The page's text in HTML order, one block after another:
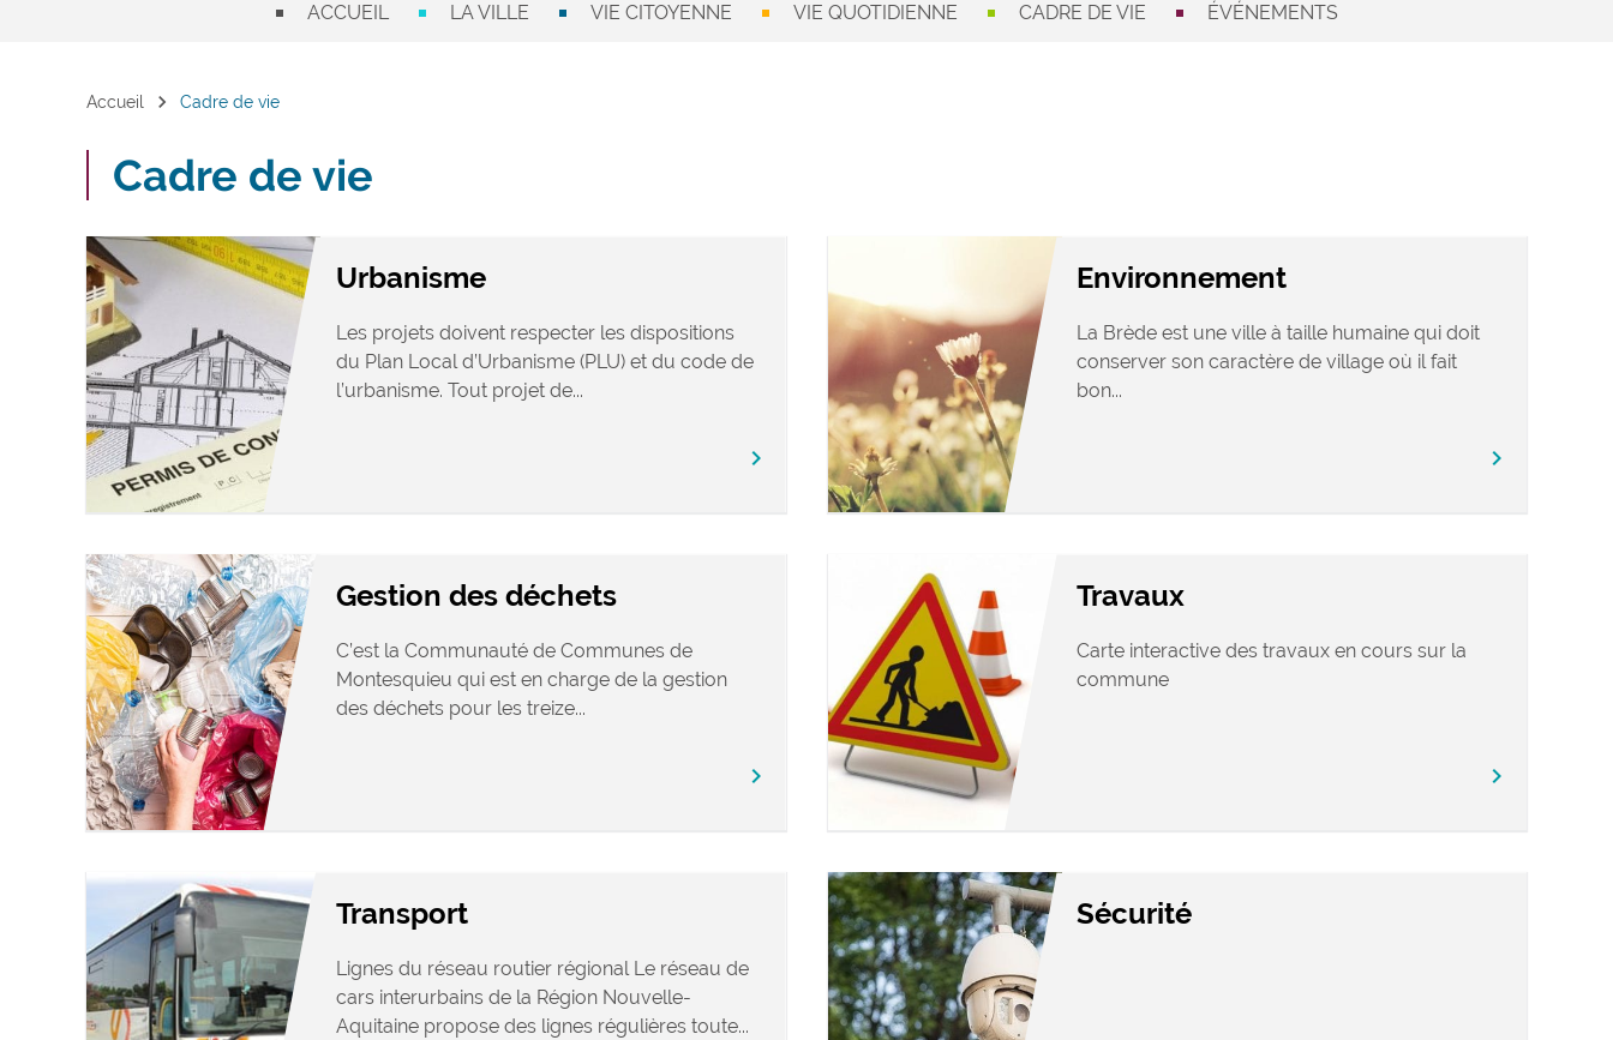
ACCUEIL LA VILLE VIE CITOYENNE VIE QUOTIDIENNE CADRE DE VIE ÉVÉNEMENTS
Accueil chevron_right Cadre de vie
Cadre de vie
Urbanisme
Les projets doivent respecter les dispositions
du Plan Local d’Urbanisme (PLU) et du code de
l’urbanisme. Tout projet de...
chevron_right
Environnement
La Brède est une ville à taille humaine qui doit
conserver son caractère de village où il fait
bon...
chevron_right
Gestion des déchets
C’est la Communauté de Communes de
Montesquieu qui est en charge de la gestion
des déchets pour les treize...
chevron_right
Travaux
Carte interactive des travaux en cours sur la
commune
chevron_right
Transport
Lignes du réseau routier régional Le réseau de
cars interurbains de la Région Nouvelle-
Aquitaine propose des lignes régulières toute...
Sécurité